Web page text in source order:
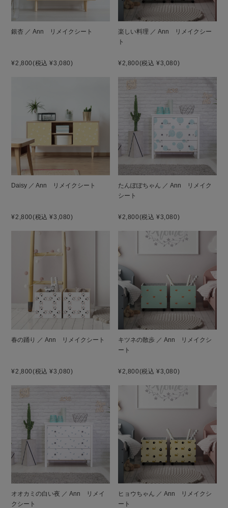
銀杏 ／ Ann リメイクシート
¥2,800(税込 ¥3,080)
楽しい料理 ／ Ann リメイクシー
ト
¥2,800(税込 ¥3,080)
Daisy ／ Ann リメイクシート
¥2,800(税込 ¥3,080)
たんぽぽちゃん ／ Ann リメイク
シート
¥2,800(税込 ¥3,080)
春の踊り ／ Ann リメイクシート
¥2,800(税込 ¥3,080)
キツネの散歩 ／ Ann リメイクシ
ート
¥2,800(税込 ¥3,080)
オオカミの白い夜 ／ Ann リメイ
クシート
ヒョウちゃん ／ Ann リメイクシ
ート